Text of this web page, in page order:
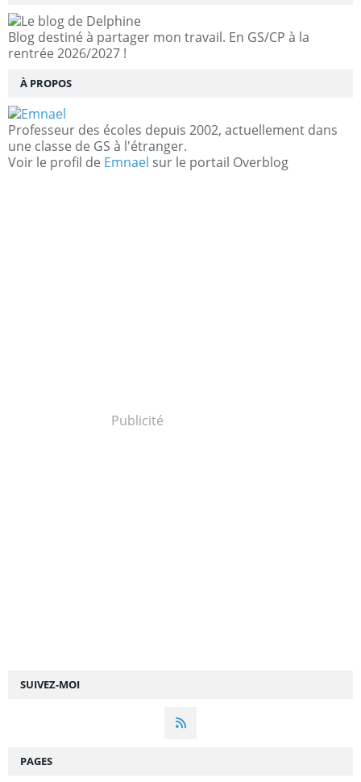
SUIVEZ-MOI
Blog destiné à partager mon travail. En GS/CP à la
rentrée 2026/2027 !
À PROPOS
Professeur des écoles depuis 2002, actuellement dans
une classe de GS à l'étranger.
Voir le profil de Emnael sur le portail Overblog
Publicité
PAGES